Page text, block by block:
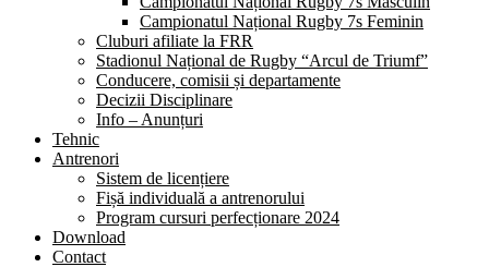
Campionatul Național Rugby 7s Feminin
Cluburi afiliate la FRR
Stadionul Național de Rugby “Arcul de Triumf”
Conducere, comisii și departamente
Decizii Disciplinare
Info – Anunțuri
Tehnic
Antrenori
Sistem de licențiere
Fișă individuală a antrenorului
Program cursuri perfecționare 2024
Download
Contact